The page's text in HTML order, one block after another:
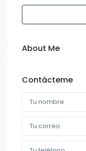
About Me
Contácteme